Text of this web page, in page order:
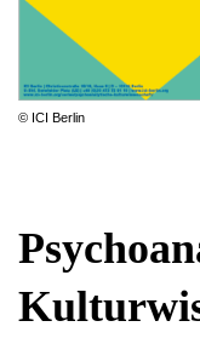
© ICI Berlin